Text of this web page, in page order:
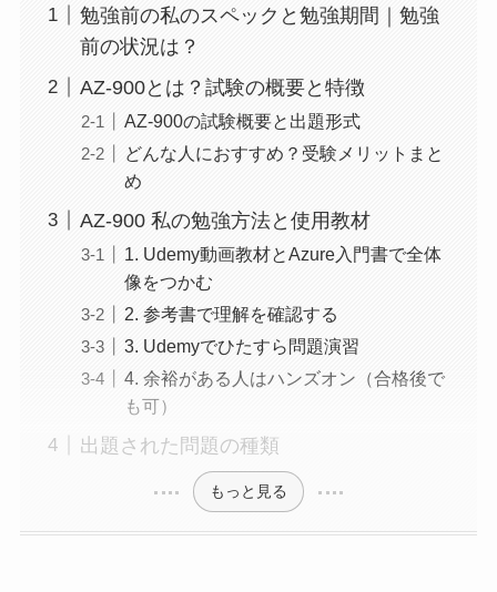
勉強前の私のスペックと勉強期間｜勉強
前の状況は？
AZ-900とは？試験の概要と特徴
AZ-900の試験概要と出題形式
どんな人におすすめ？受験メリットまと
め
AZ-900 私の勉強方法と使用教材
1. Udemy動画教材とAzure入門書で全体
像をつかむ
2. 参考書で理解を確認する
3. Udemyでひたすら問題演習
4. 余裕がある人はハンズオン（合格後で
も可）
出題された問題の種類
もっと見る